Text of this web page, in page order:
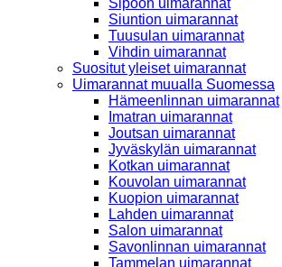
Siuntion uimarannat
Tuusulan uimarannat
Vihdin uimarannat
Suositut yleiset uimarannat
Uimarannat muualla Suomessa
Hämeenlinnan uimarannat
Imatran uimarannat
Joutsan uimarannat
Jyväskylän uimarannat
Kotkan uimarannat
Kouvolan uimarannat
Kuopion uimarannat
Lahden uimarannat
Salon uimarannat
Savonlinnan uimarannat
Tammelan uimarannat